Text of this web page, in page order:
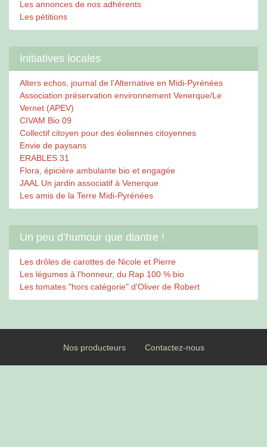
Les annonces de nos adhérents
Les pétitions
Initiatives locales
Alters echos, journal de l'Alternative en Midi-Pyrénées
Association préservation environnement Venerque/Le
Vernet (APEV)
CIVAM Bio 09
Collectif citoyen pour des éoliennes citoyennes
Envie de paysans
ERABLES 31
Flora, épicière ambulante bio et engagée
JAAL Un jardin associatif à Venerque
Les amis de la Terre Midi-Pyrénées
Un peu d’humour que diantre !
Les drôles de carottes de Nicole et Pierre
Les légumes à l'honneur, du Rap 100 % bio
Les tomates "hors catégorie" d'Oliver de Robert
Nos producteurs Contactez-nous